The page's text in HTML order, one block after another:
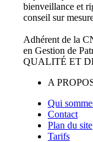
bienveillance et
conseil sur
Adhérent de la
en Gestion de
QUALITÉ ET
A
Qui
Contact
Plan du site
Tarifs